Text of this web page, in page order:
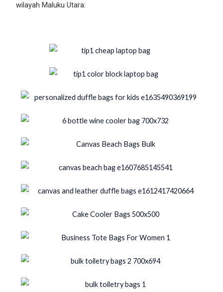
wilayah Maluku Utara: